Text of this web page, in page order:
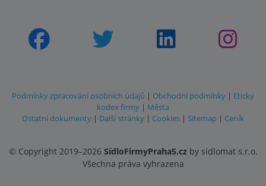
Podmínky zpracování osobních údajů | Obchodní podmínky | Eticky
kodex firmy | Města
Ostatní dokumenty | Další stránky | Cookies | Sitemap | Ceník
© Copyright 2019–2026 SídloFirmyPraha5.czby sídlomat s.r.o.
Všechna práva vyhrazena